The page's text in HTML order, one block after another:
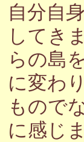
自分自
してき
らの島
に変わ
もので
に感じ